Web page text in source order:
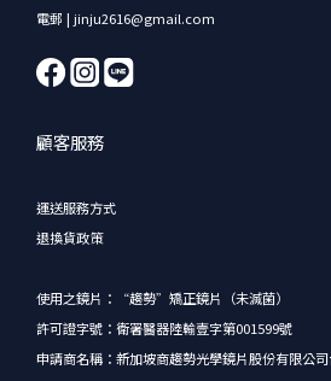
電郵 | jinju2616@gmail.com
顧客服務
運送服務方式
退換貨政策
使用之鏡片：“趨勢”矯正鏡片（未滅菌）
許可證字號：衛署醫器陸輸壹字第001599號
申請商名稱：新加坡商趨勢光學鏡片股份有限公